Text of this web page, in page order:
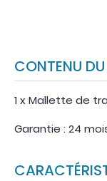
CONTENU
1 x Mallette de
Garantie : 24